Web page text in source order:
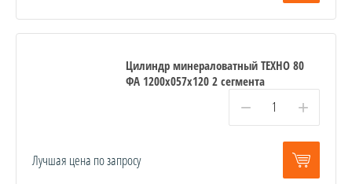
Цилиндр минераловатный ТЕХНО 80
ФА 1200x057x120 2 сегмента
− +
Лучшая цена по запросу